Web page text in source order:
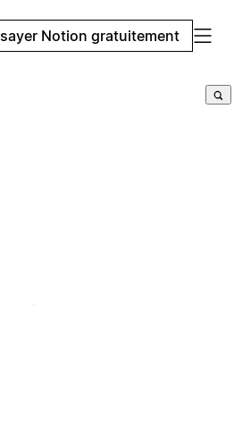
Notion gratuitement